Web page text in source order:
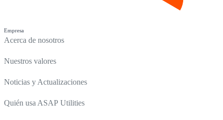
Empresa
Acerca de nosotros
Nuestros valores
Noticias y Actualizaciones
Quién usa ASAP Utilities